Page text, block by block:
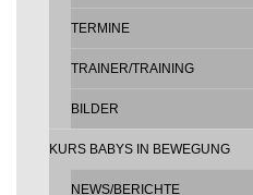
TERMINE
TRAINER/TRAINING
BILDER
KURS BABYS IN BEWEGUNG
NEWS/BERICHTE